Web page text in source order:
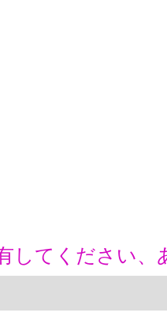
してください、